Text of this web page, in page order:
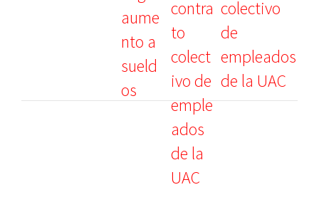
colectivo
de
empleados
de la UAC